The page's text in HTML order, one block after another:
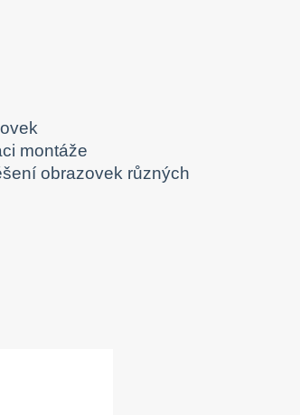
montáže
obrazovek různých